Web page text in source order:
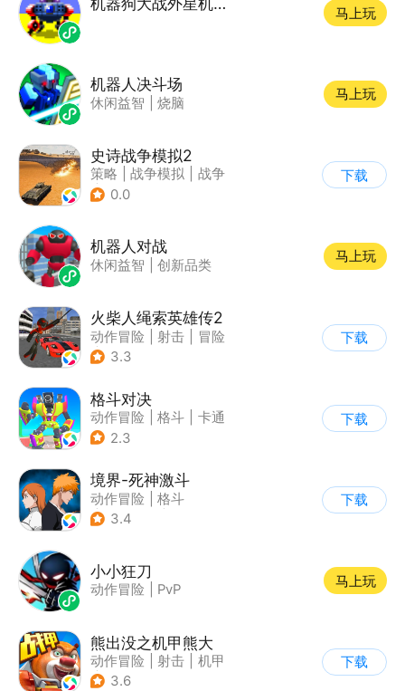
马上玩
机器人决斗场
休闲益智 烧脑
马上玩
史诗战争模拟2
策略 战争模拟
战争
| 卡通
0.0
下载
机器人对战
休闲益智 创新品类
马上玩
火柴人绳索英雄传2
动作冒险 射击
冒险
| 开放世界
3.3
下载
格斗对决
动作冒险 格斗
卡通
2.3
下载
境界-死神激斗
动作冒险
格斗
| 动漫改编
3.4
下载
小小狂刀
动作冒险 PvP
马上玩
熊出没之机甲熊大
动作冒险 射击
机甲
| 熊出没
3.6
下载